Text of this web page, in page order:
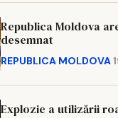
Republica Moldova
desemnat
REPUBLICA MOLDOVA
Explozie a utilizării